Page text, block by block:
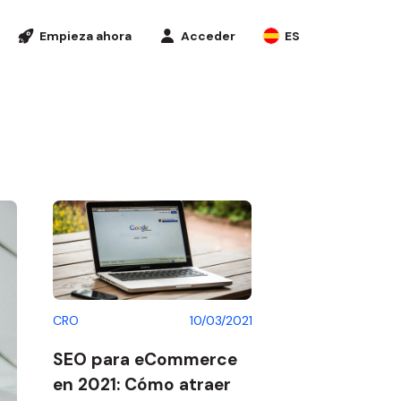
en el punto de
para comercios
de recursos
Ofrecer en mi tienda
Empieza ahora Acceder ES
CRO 10/03/2021
SEO para eCommerce
en 2021: Cómo atraer